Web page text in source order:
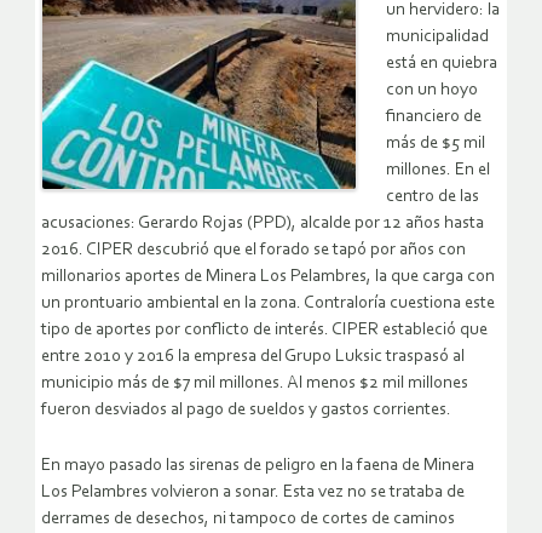
un hervidero: la
municipalidad
está en quiebra
con un hoyo
financiero de
más de $5 mil
millones. En el
centro de las
acusaciones: Gerardo Rojas (PPD), alcalde por 12 años hasta
2016. CIPER descubrió que el forado se tapó por años con
millonarios aportes de Minera Los Pelambres, la que carga con
un prontuario ambiental en la zona. Contraloría cuestiona este
tipo de aportes por conflicto de interés. CIPER estableció que
entre 2010 y 2016 la empresa del Grupo Luksic traspasó al
municipio más de $7 mil millones. Al menos $2 mil millones
fueron desviados al pago de sueldos y gastos corrientes.
En mayo pasado las sirenas de peligro en la faena de Minera
Los Pelambres volvieron a sonar. Esta vez no se trataba de
derrames de desechos, ni tampoco de cortes de caminos